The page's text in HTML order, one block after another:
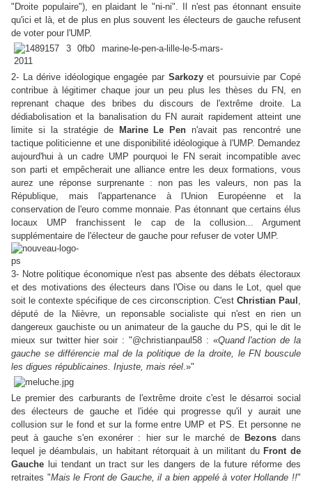
"Droite populaire"), en plaidant le "ni-ni". Il n'est pas étonnant ensuite
qu'ici et là, et de plus en plus souvent les électeurs de gauche refusent
de voter pour l'UMP.
2- La dérive idéologique engagée par Sarkozyet poursuivie par Copé
contribue à légitimer chaque jour un peu plus les thèses du FN, en
reprenant chaque des bribes du discours de l'extrême droite. La
dédiabolisation et la banalisation du FN aurait rapidement atteint une
limite si la stratégie de
Marine Le Pen n'avait pas rencontré une
tactique politicienne et une disponibilité idéologique à l'UMP. Demandez
aujourd'hui à un cadre UMP pourquoi le FN serait incompatible avec
son parti et empêcherait une alliance entre les deux formations, vous
aurez une réponse surprenante : non pas les valeurs, non pas la
République, mais l'appartenance à l'Union Européenne et la
conservation de l'euro comme monnaie. Pas étonnant que certains élus
locaux UMP franchissent le cap de la collusion... Argument
supplémentaire de l'électeur de gauche pour refuser de voter UMP.
3- Notre politique économique n'est pas absente des débats électoraux
et des motivations des électeurs dans l'Oise ou dans le Lot, quel que
soit le contexte spécifique de ces circonscription. C'est Christian Paul ,
député de la Nièvre, un reponsable socialiste qui n'est en rien un
dangereux gauchiste ou un animateur de la gauche du PS, qui le dit le
mieux sur twitter hier soir : "@christianpaul58 : «Quand l'action de la
gauche se différencie mal de la politique de la droite, le FN bouscule
les digues républicaines. Injuste, mais réel.»"
Le premier des carburants de l'extrême droite c'est le désarroi social
des électeurs de gauche et l'idée qui progresse qu'il y aurait une
collusion sur le fond et sur la forme entre UMP et PS. Et personne ne
peut à gauche s'en exonérer : hier sur le marché de Bezonsdans
lequel je déambulais, un habitant rétorquait à un militant du Front de
Gauche lui tendant un tract sur les dangers de la future réforme des
retraites "Mais le Front de Gauche, il a bien appelé à voter Hollande !!"